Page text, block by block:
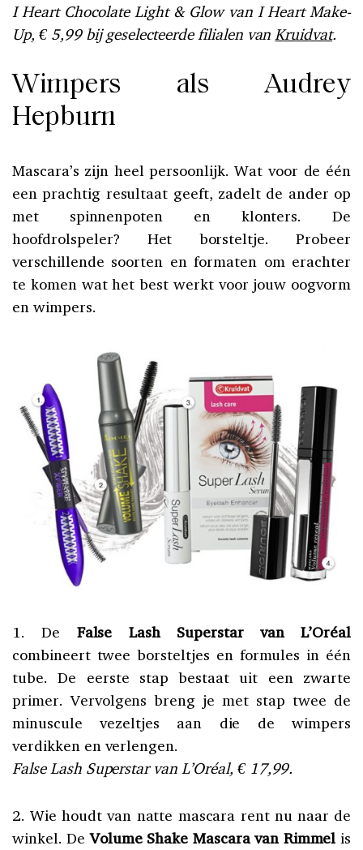
I Heart Chocolate Light & Glow van I Heart Make-
Up, € 5,99 bij geselecteerde filialen vanKruidvat.
Wimpers als Audrey
Hepburn
Mascara’s zijn heel persoonlijk. Wat voor de één
een prachtig resultaat geeft, zadelt de ander op
met spinnenpoten en klonters. De
hoofdrolspeler? Het borsteltje. Probeer
verschillende soorten en formaten om erachter
te komen wat het best werkt voor jouw oogvorm
en wimpers.
1. De False Lash Superstar van L’Oréal
combineert twee borsteltjes en formules in één
tube. De eerste stap bestaat uit een zwarte
primer. Vervolgens breng je met stap twee de
minuscule vezeltjes aan die de wimpers
verdikken en verlengen.
False Lash Superstar van L’Oréal, € 17,99.
2. Wie houdt van natte mascara rent nu naar de
winkel. DeVolume Shake Mascara van Rimmel is